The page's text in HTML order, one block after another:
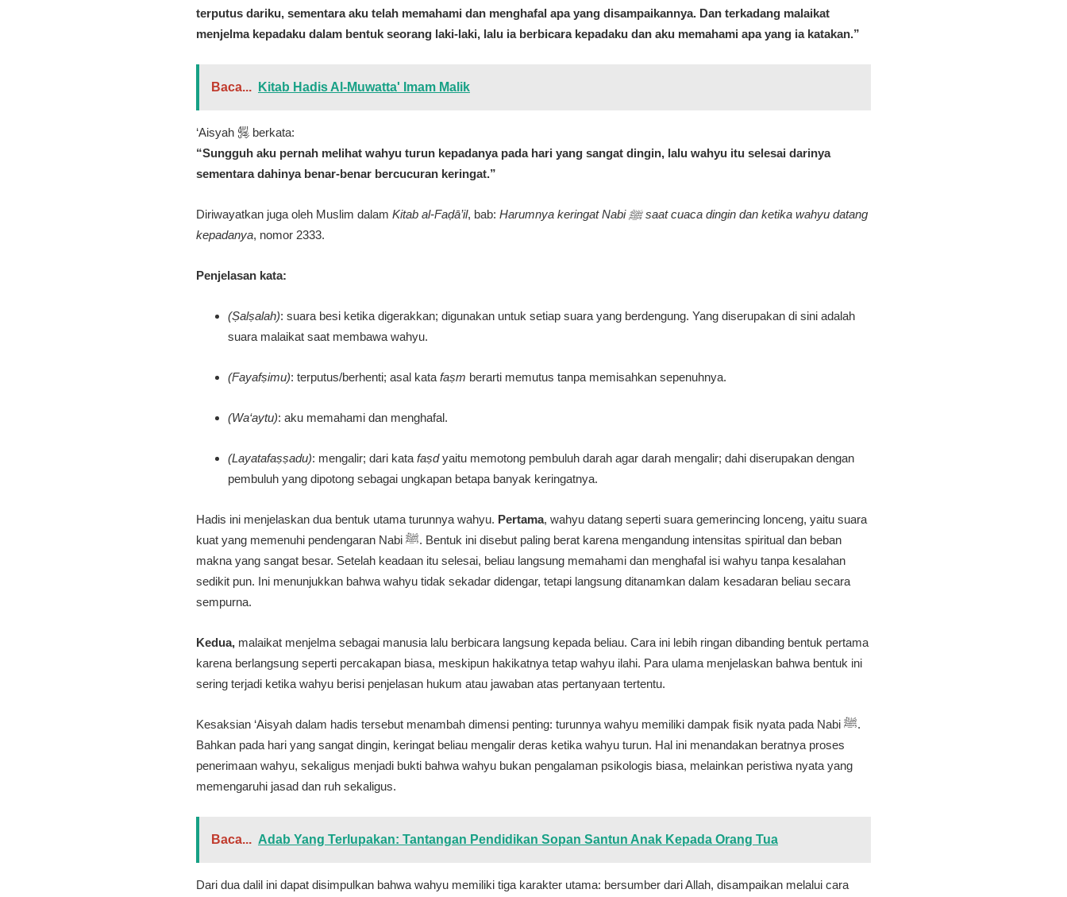
terputus dariku, sementara aku telah memahami dan menghafal apa yang disampaikannya. Dan terkadang malaikat
menjelma kepadaku dalam bentuk seorang laki-laki, lalu ia berbicara kepadaku dan aku memahami apa yang ia katakan.”
Baca... Kitab Hadis Al-Muwatta' Imam Malik
‘Aisyah ﵂ berkata:
“Sungguh aku pernah melihat wahyu turun kepadanya pada hari yang sangat dingin, lalu wahyu itu selesai darinya
sementara dahinya benar-benar bercucuran keringat.”
Diriwayatkan juga oleh Muslim dalam Kitab al-Faḍā’il, bab: Harumnya keringat Nabi ﷺ saat cuaca dingin dan ketika wahyu datang
kepadanya, nomor 2333.
Penjelasan kata:
(Ṣalṣalah): suara besi ketika digerakkan; digunakan untuk setiap suara yang berdengung. Yang diserupakan di sini adalah
suara malaikat saat membawa wahyu.
(Fayafṣimu): terputus/berhenti; asal kata faṣm berarti memutus tanpa memisahkan sepenuhnya.
(Wa‘aytu): aku memahami dan menghafal.
(Layatafaṣṣadu): mengalir; dari kata faṣdyaitu memotong pembuluh darah agar darah mengalir; dahi diserupakan dengan
pembuluh yang dipotong sebagai ungkapan betapa banyak keringatnya.
Hadis ini menjelaskan dua bentuk utama turunnya wahyu. Pertama, wahyu datang seperti suara gemerincing lonceng, yaitu suara
kuat yang memenuhi pendengaran Nabi ﷺ. Bentuk ini disebut paling berat karena mengandung intensitas spiritual dan beban
makna yang sangat besar. Setelah keadaan itu selesai, beliau langsung memahami dan menghafal isi wahyu tanpa kesalahan
sedikit pun. Ini menunjukkan bahwa wahyu tidak sekadar didengar, tetapi langsung ditanamkan dalam kesadaran beliau secara
sempurna.
Kedua, malaikat menjelma sebagai manusia lalu berbicara langsung kepada beliau. Cara ini lebih ringan dibanding bentuk pertama
karena berlangsung seperti percakapan biasa, meskipun hakikatnya tetap wahyu ilahi. Para ulama menjelaskan bahwa bentuk ini
sering terjadi ketika wahyu berisi penjelasan hukum atau jawaban atas pertanyaan tertentu.
Kesaksian ‘Aisyah dalam hadis tersebut menambah dimensi penting: turunnya wahyu memiliki dampak fisik nyata pada Nabi ﷺ.
Bahkan pada hari yang sangat dingin, keringat beliau mengalir deras ketika wahyu turun. Hal ini menandakan beratnya proses
penerimaan wahyu, sekaligus menjadi bukti bahwa wahyu bukan pengalaman psikologis biasa, melainkan peristiwa nyata yang
memengaruhi jasad dan ruh sekaligus.
Baca... Adab Yang Terlupakan: Tantangan Pendidikan Sopan Santun Anak Kepada Orang Tua
Dari dua dalil ini dapat disimpulkan bahwa wahyu memiliki tiga karakter utama: bersumber dari Allah, disampaikan melalui cara